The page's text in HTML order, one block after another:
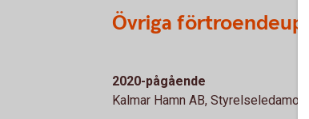
Övriga
2020-pågående
Kalmar Hamn AB, Styrelseledamot